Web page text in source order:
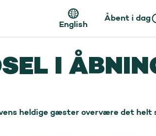
English
Åbent i dag
I
heldige gæster overvære det helt